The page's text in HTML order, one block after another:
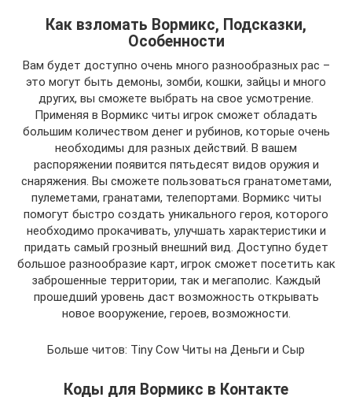
Как взломать Вормикс, Подсказки,
Особенности
Вам будет доступно очень много разнообразных рас –
это могут быть демоны, зомби, кошки, зайцы и много
других, вы сможете выбрать на свое усмотрение.
Применяя в Вормикс читы игрок сможет обладать
большим количеством денег и рубинов, которые очень
необходимы для разных действий. В вашем
распоряжении появится пятьдесят видов оружия и
снаряжения. Вы сможете пользоваться гранатометами,
пулеметами, гранатами, телепортами. Вормикс читы
помогут быстро создать уникального героя, которого
необходимо прокачивать, улучшать характеристики и
придать самый грозный внешний вид. Доступно будет
большое разнообразие карт, игрок сможет посетить как
заброшенные территории, так и мегаполис. Каждый
прошедший уровень даст возможность открывать
новое вооружение, героев, возможности.
Больше читов: Tiny Cow Читы на Деньги и Сыр
Коды для Вормикс в Контакте